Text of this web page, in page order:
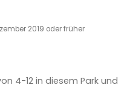
2019 oder früher
4-12 in diesem Park und